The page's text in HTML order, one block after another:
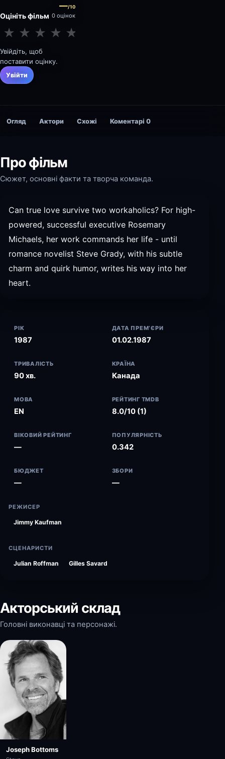
Оцініть фільм
—/10
0 оцінок
★ ★ ★ ★ ★
Увійдіть, щоб
поставити оцінку.
Увійти
Огляд Актори Схожі Коментарі 0
Про фільм
Сюжет, основні факти та творча команда.
Can true love survive two workaholics? For high-
powered, successful executive Rosemary
Michaels, her work commands her life - until
romance novelist Steve Grady, with his subtle
charm and quirk humor, writes his way into her
heart.
РІК
1987
ДАТА ПРЕМ’ЄРИ
01.02.1987
ТРИВАЛІСТЬ
90 хв.
КРАЇНА
Канада
МОВА
EN
РЕЙТИНГ TMDB
8.0/10 (1)
ВІКОВИЙ РЕЙТИНГ
—
ПОПУЛЯРНІСТЬ
0.342
БЮДЖЕТ
—
ЗБОРИ
—
РЕЖИСЕР
Jimmy Kaufman
СЦЕНАРИСТИ
Julian Roffman Gilles Savard
Акторський склад
Головні виконавці та персонажі.
Joseph Bottoms